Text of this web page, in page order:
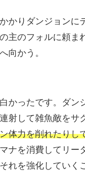
かりダンジョン
主のフォルに頼
向かう。
かったです。ダ
射して雑魚敵をサ
体力を削れたりし
ナを消費してリ
れを強化してい